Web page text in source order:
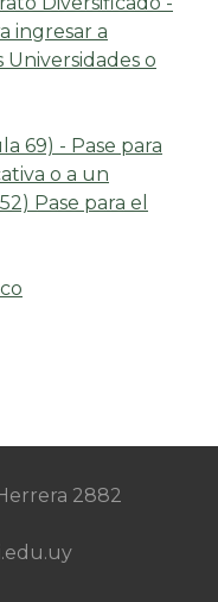
ingresar a
o
69) - Pase para
o a un
Pase para el
2882